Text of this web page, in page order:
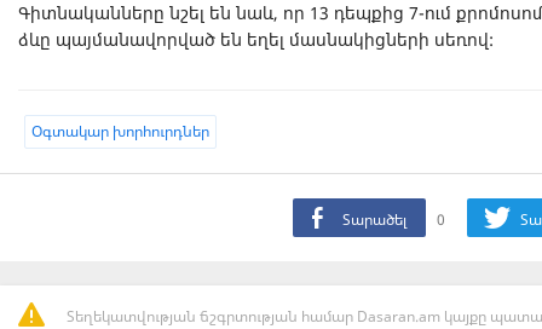
Գիտնականները նշել են նաև, որ 13 դեպքից 7-ում
ձևը պայմանավորված են եղել մասնակիցների սեռով:
Oգտակար խորհուրդներ
Տարածել 0
Տեղեկատվության ճշգրտության համար Dasaran.am կայքը